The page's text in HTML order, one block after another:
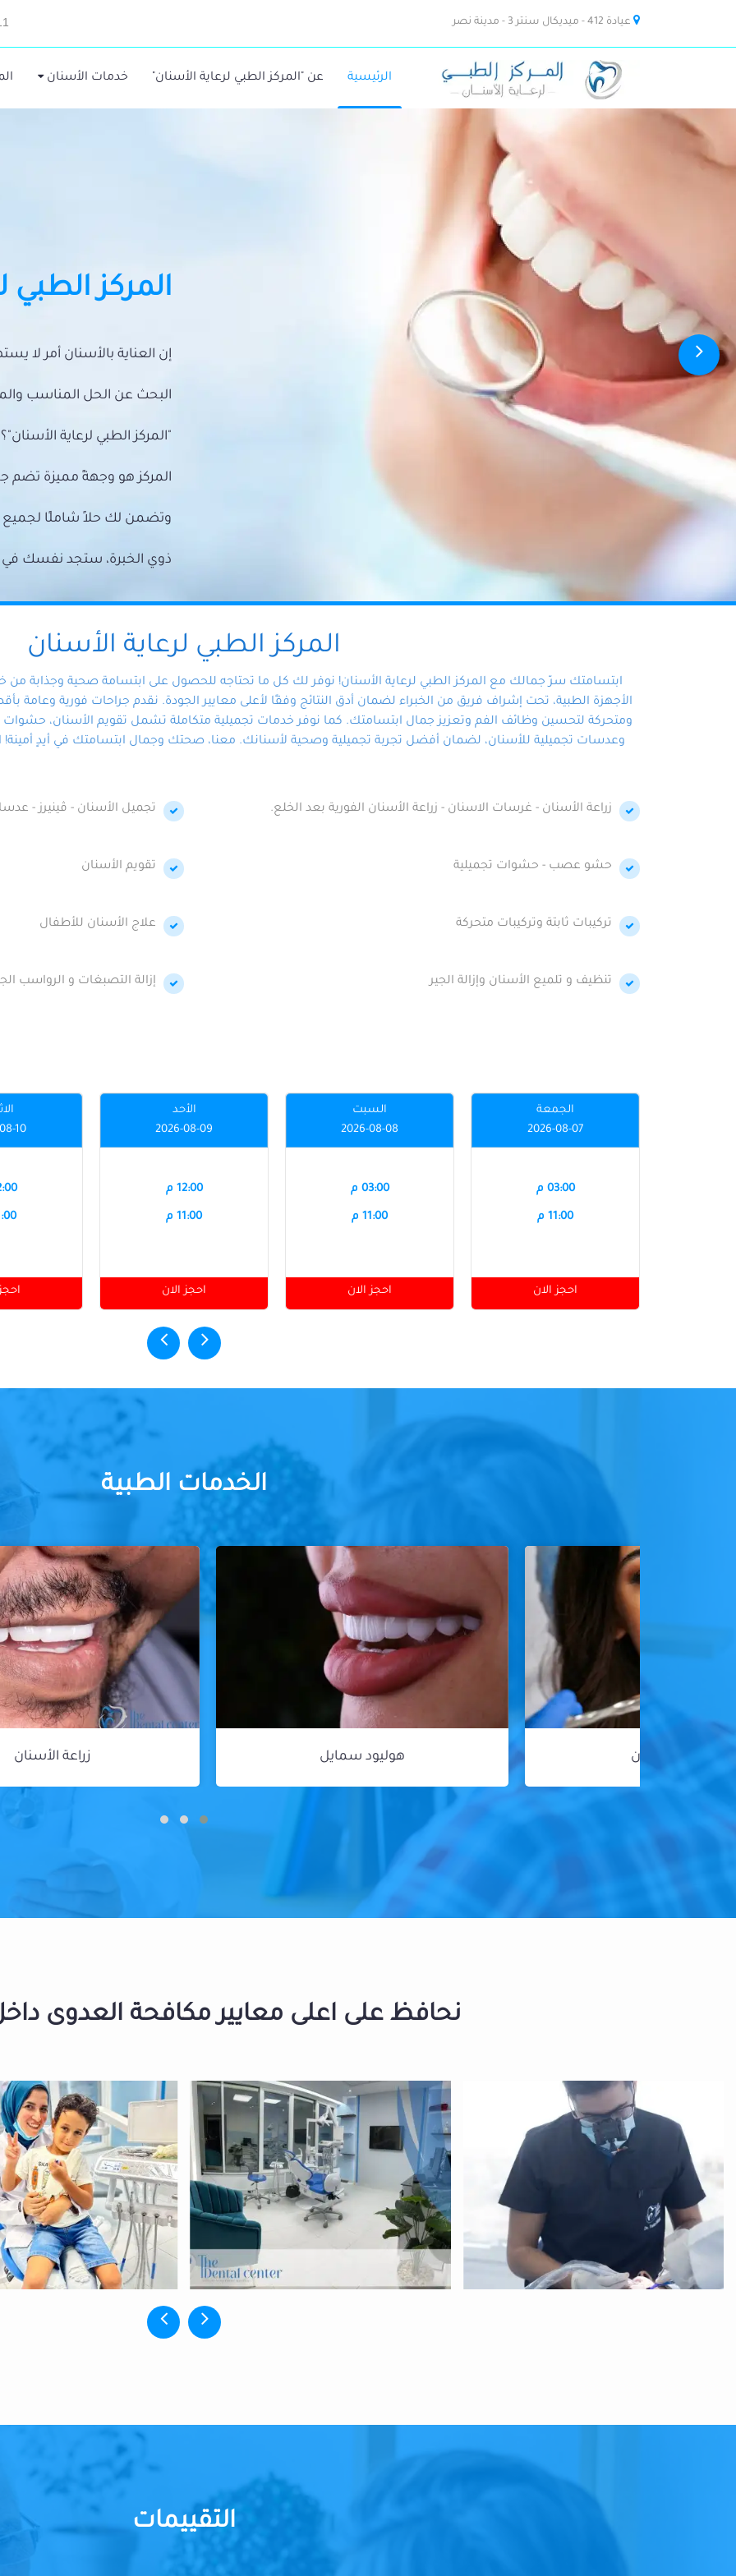
عيادة 412 - ميديكال سنتر 3 - مدينة نصر
الرئيسية عن "المركز الطبي لرعاية الأسنان" خدمات الأسنان
المركز الطبي
إن العناية بالأسنان أمر لا
البحث عن الحل المناسب
"المركز الطبي لرعاية الأسنان"؟
المركز هو وجهةً مميزة تضم
وتضمن لك حلاً شاملًا
ذوي الخبرة، ستجد نفسك في
المركز الطبي لرعاية الأسنان
ابتسامتك سرّ جمالك مع المركز الطبي لرعاية الأسنان! نوفر لك كل ما تحتاجه للحصول على ابتسامة صحية وجذابة
الأجهزة الطبية، تحت إشراف فريق من الخبراء لضمان أدق النتائج وفقًا لأعلى معايير الجودة. نقدم جراحات فورية وعامة
ومتحركة لتحسين وظائف الفم وتعزيز جمال ابتسامتك. كما نوفر خدمات تجميلية متكاملة تشمل تقويم الأسنان، حشوات
وعدسات تجميلية للأسنان، لضمان أفضل تجربة تجميلية وصحية لأسنانك. معنا، صحتك وجمال ابتسامتك في أيدٍ أمينة!
زراعة الأسنان - غرسات الاسنان - زراعة الأسنان الفورية بعد الخلع. تجميل الأسنان - ڤينيرز -
حشو عصب - حشوات تجميلية تقويم الأسنان
تركيبات ثابتة وتركيبات متحركة علاج الأسنان للأطفال
تنظيف و تلميع الأسنان وإزالة الجير إزالة التصبغات و الرواسب
الجمعة
2026-08-07
03:00 م
11:00 م
احجز الان
السبت
2026-08-08
03:00 م
11:00 م
احجز الان
الأحد
2026-08-09
12:00 م
11:00 م
احجز الان
10
الخدمات الطبية
هوليود سمايل
نحافظ على اعلى معايير مكافحة العدوى
التقييمات